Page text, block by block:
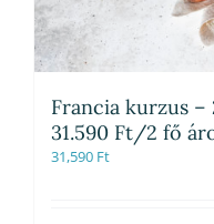
Francia kurzus
31.590 Ft/2 fő
31,590 Ft